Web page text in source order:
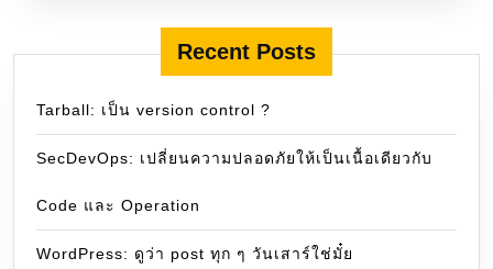
Recent Posts
Tarball: เป็น version control ?
SecDevOps: เปลี่ยนความปลอดภัยให้เป็นเนื้อเดียวกับ
Code และ Operation
WordPress: ดูว่า post ทุก ๆ วันเสาร์ใช่มั๋ย